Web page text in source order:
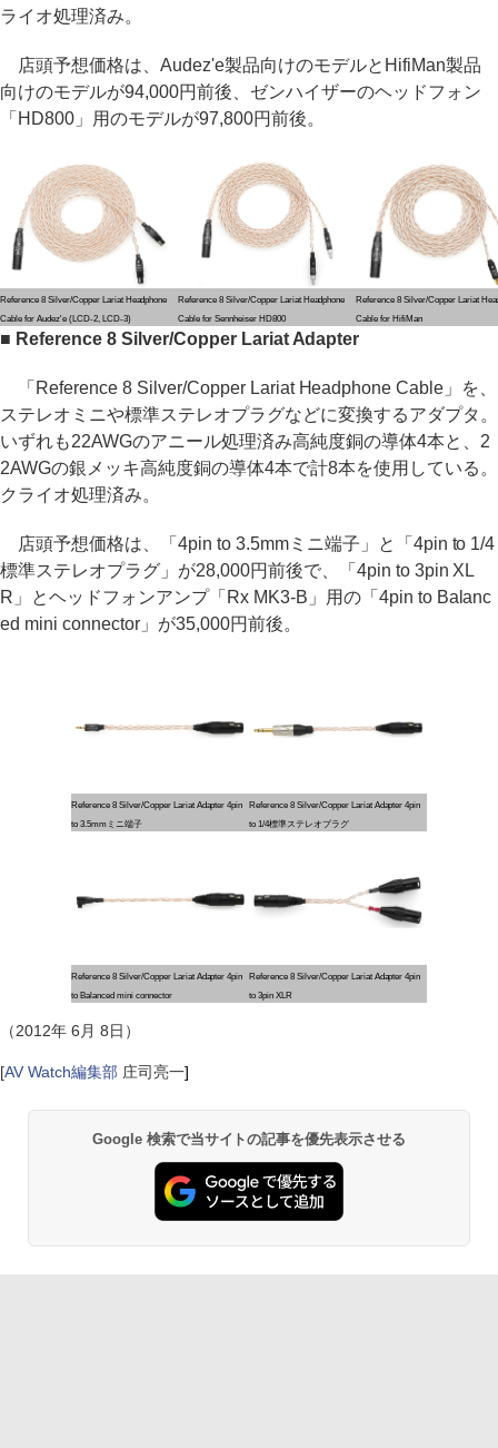
ライオ処理済み。
店頭予想価格は、Audez'e製品向けのモデルとHifiMan製品
向けのモデルが94,000円前後、ゼンハイザーのヘッドフォン
「HD800」用のモデルが97,800円前後。
Reference 8 Silver/Copper Lariat Headphone
Cable for Audez'e (LCD-2, LCD-3)
Reference 8 Silver/Copper Lariat Headphone
Cable for Sennheiser HD800
Reference 8 Silver/Copper Lariat
Cable for HifiMan
■ Reference 8 Silver/Copper Lariat Adapter
「Reference 8 Silver/Copper Lariat Headphone Cable」を、
ステレオミニや標準ステレオプラグなどに変換するアダプタ。
いずれも22AWGのアニール処理済み高純度銅の導体4本と、2
2AWGの銀メッキ高純度銅の導体4本で計8本を使用している。
クライオ処理済み。
店頭予想価格は、「4pin to 3.5mmミニ端子」と「4pin to 1/4
標準ステレオプラグ」が28,000円前後で、「4pin to 3pin XL
R」とヘッドフォンアンプ「Rx MK3-B」用の「4pin to Balanc
ed mini connector」が35,000円前後。
Reference 8 Silver/Copper Lariat Adapter 4pin
to 3.5mmミニ端子
Reference 8 Silver/Copper Lariat Adapter 4pin
to 1/4標準ステレオプラグ
Reference 8 Silver/Copper Lariat Adapter 4pin
to Balanced mini connector
Reference 8 Silver/Copper Lariat Adapter 4pin
to 3pin XLR
（2012年 6月 8日）
[AV Watch編集部 庄司亮一]
Google 検索で当サイトの記事を優先表示させる